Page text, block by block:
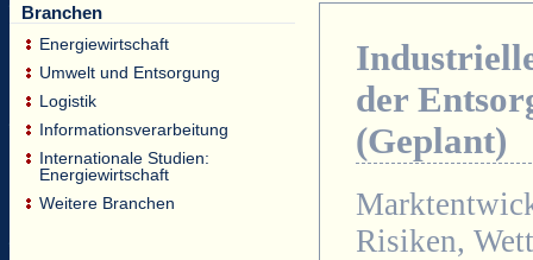
Single-Client-Studien
Internationale Markt Reports
Branchen
Energiewirtschaft
Umwelt und Entsorgung
Logistik
Informationsverarbeitung
Internationale Studien:
Energiewirtschaft
Weitere Branchen
der
(Geplant)
Risiken,